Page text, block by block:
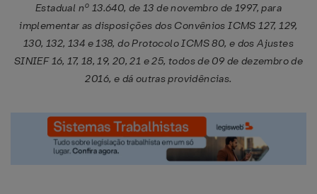
Estadual nº 13.640, de 13 de novembro de 1997, para
implementar as disposições dos Convênios ICMS 127, 129,
130, 132, 134 e 138, do Protocolo ICMS 80, e dos Ajustes
SINIEF 16, 17, 18, 19, 20, 21 e 25, todos de 09 de dezembro de
2016, e dá outras providências.